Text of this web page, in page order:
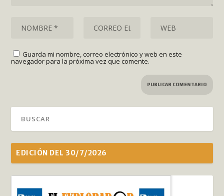
Guarda mi nombre, correo electrónico y web en este
navegador para la próxima vez que comente.
EDICIÓN DEL 30/7/2026